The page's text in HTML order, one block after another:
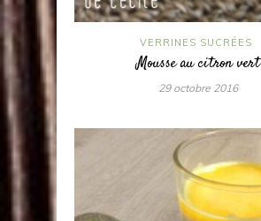
VERRINES SUCRÉES
Mousse au citron vert
29 octobre 2016